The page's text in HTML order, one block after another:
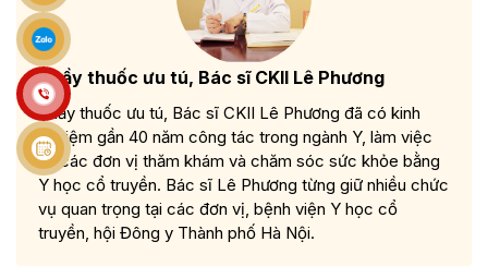
Thầy thuốc ưu tú, Bác sĩ CKII Lê Phương
Thầy thuốc ưu tú, Bác sĩ CKII Lê Phương đã có kinh
nghiệm gần 40 năm công tác trong ngành Y, làm việc
tại các đơn vị thăm khám và chăm sóc sức khỏe bằng
Y học cổ truyền. Bác sĩ Lê Phương từng giữ nhiều chức
vụ quan trọng tại các đơn vị, bệnh viện Y học cổ
truyền, hội Đông y Thành phố Hà Nội.